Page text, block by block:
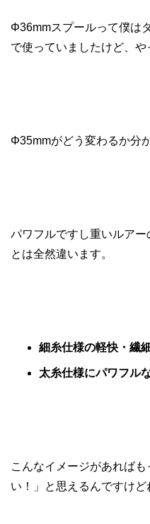
Φ36mmスプールって僕は
で使っていましたけど、や
Φ35mmがどう変わるか分
パワフルですし重いルア
とは全然違います。
細糸仕様の軽快・繊
太糸仕様にパワフル
こんなイメージがあれば
い！」と思えるんですけど